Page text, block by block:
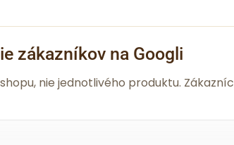
zákazníkov na Googli
nie jednotlivého produktu.